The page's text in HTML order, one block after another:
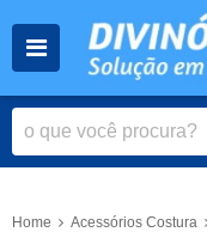
Home Acessórios Costura